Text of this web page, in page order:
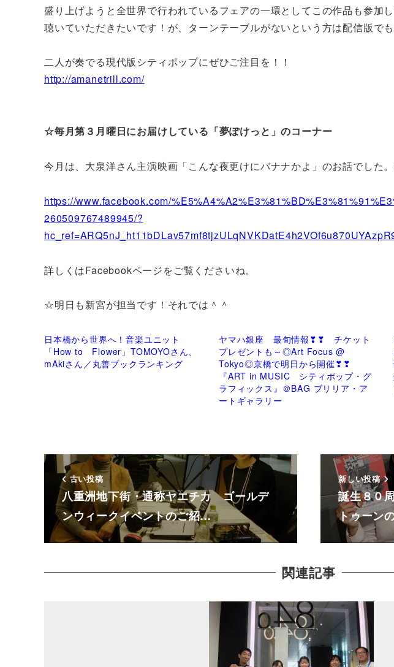
盛り上げようと全世界で行われているフェアの一環としてこの作品も参加
聴いていただきたいです！が、ターンテーブルがないという方は配信版でも
二人が奏でる現代版シティポップにぜひご注目を！！
http://amanetrill.com/
☆毎月第３月曜日にお届けしている「夢ぽけっと」のコーナー
今月は、大泉洋さん主演映画「こんな夜更けにバナナかよ」のお話でした
https://www.facebook.com/
260509767489945/?
詳しくはFacebookページをご覧くださいね。
☆明日も新宮が担当です！それでは＾＾
日本橋から世界へ！音楽ユニット
「How to Flower」TOMOYOさん、
mAkiさん／丸善ブックランキング
ヤマハ銀座 最旬情報❣❣ チケット
プレゼントも～◎Art Focus @
Tokyo◎京橋で明日から開催❣❣
『ART in MUSIC シティポップ・グ
ラフィックス』＠BAG ブリリア・ア
ートギャラリー
古い投稿
八重洲地下街・通称ヤエチカ ゴールデ
ンウィークイベントのご紹…
新しい投稿
誕生８０
トゥーン
関連記事